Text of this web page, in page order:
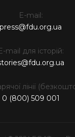
E-mail:
press@fdu.org.ua
mail для історій:
лінії
0 (800) 509 001